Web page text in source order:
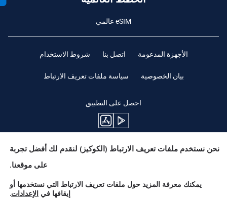
eSIM عالمي
الأجهزة المدعومة اتصل بنا شروط الاستخدام
بيان الخصوصية سياسة ملفات تعريف الارتباط
احصل على التطبيق
ابقوا متابعين
نحن نستخدم ملفات تعريف الارتباط (الكوكيز) لنقدم لك أفضل تجربة
على موقعنا.
يمكنك معرفة المزيد حول ملفات تعريف الارتباط التي نستخدمها أو
إيقافها في الإعدادات.